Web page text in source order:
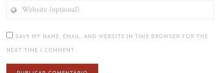
(OPTIONAL)
SAVE MY NAME, EMAIL, AND WEBSITE IN THIS BROWSER FOR THE
NEXT TIME I COMMENT.